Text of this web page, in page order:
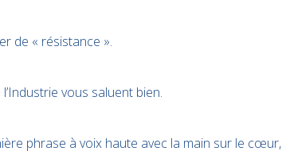
de « résistance ».
vous saluent bien.
phrase à voix haute avec la main sur le